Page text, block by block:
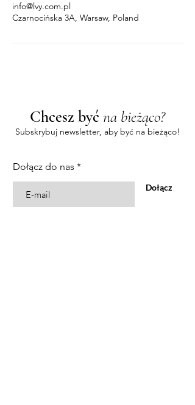
info@lvy.com.pl
Czarnocińska 3A, Warsaw, Poland
Chcesz być na bieżąco?
Subskrybuj newsletter, aby być na bieżąco!
Dołącz do nas
Dołącz